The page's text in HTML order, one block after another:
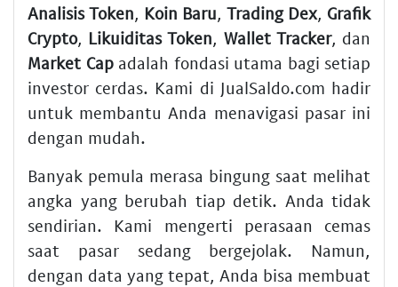
Analisis Token, Koin Baru, Trading Dex, Grafik
Crypto, Likuiditas Token, Wallet Tracker, dan
Market Capadalah fondasi utama bagi setiap
investor cerdas. Kami di JualSaldo.com hadir
untuk membantu Anda menavigasi pasar ini
dengan mudah.
Banyak pemula merasa bingung saat melihat
angka yang berubah tiap detik. Anda tidak
sendirian. Kami mengerti perasaan cemas
saat pasar sedang bergejolak. Namun,
dengan data yang tepat, Anda bisa membuat